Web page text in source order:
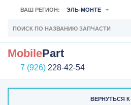
ВАШ РЕГИОН: ЭЛЬ-МОНТЕ
MobilePart
7 (926) 228-42-54
ВЕРНУТЬСЯ